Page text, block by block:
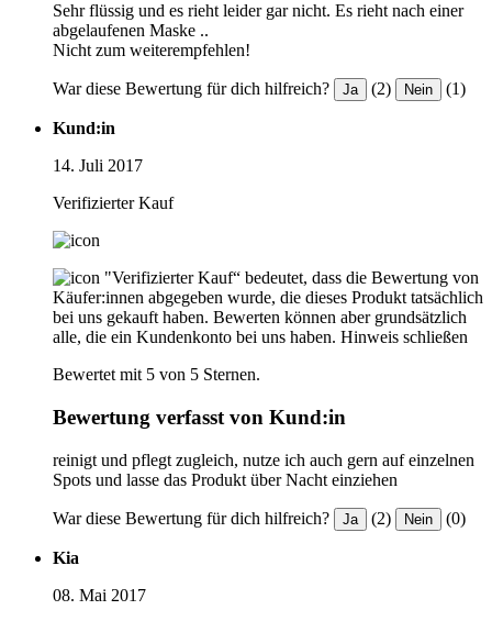
Sehr flüssig und es rieht leider gar nicht. Es rieht nach einer
abgelaufenen Maske ..
Nicht zum weiterempfehlen!
War diese Bewertung für dich hilfreich? Ja (2) Nein (1)
Kund:in
14. Juli 2017
Verifizierter Kauf
"Verifizierter Kauf“ bedeutet, dass die Bewertung von
Käufer:innen abgegeben wurde, die dieses Produkt tatsächlich
bei uns gekauft haben. Bewerten können aber grundsätzlich
alle, die ein Kundenkonto bei uns haben. Hinweis schließen
Bewertet mit 5 von 5 Sternen.
Bewertung verfasst von Kund:in
reinigt und pflegt zugleich, nutze ich auch gern auf einzelnen
Spots und lasse das Produkt über Nacht einziehen
War diese Bewertung für dich hilfreich? Ja (2) Nein (0)
Kia
08. Mai 2017